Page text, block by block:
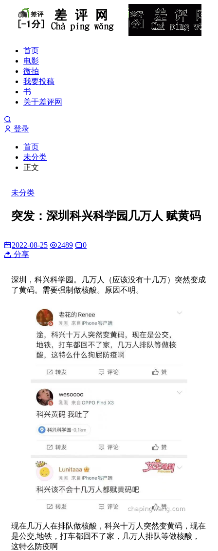
首页
电影
微拍
我要投稿
书
关于差评网
登录
首页
未分类
正文
未分类
突发：深圳科兴科学园几万人 赋黄码
2022-08-25 2489
0
分享
深圳，科兴科学园。几万人（应该没有十几万）突然变成
了黄码。需要强制做核酸。原因不明。
现在几万人在排队做核酸，科兴十万人突然变黄码，现在
是公交,地铁，打车都回不了家，几万人排队等做核酸，
这特么防疫啊